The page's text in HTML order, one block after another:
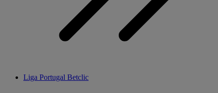
Liga Portugal Betclic